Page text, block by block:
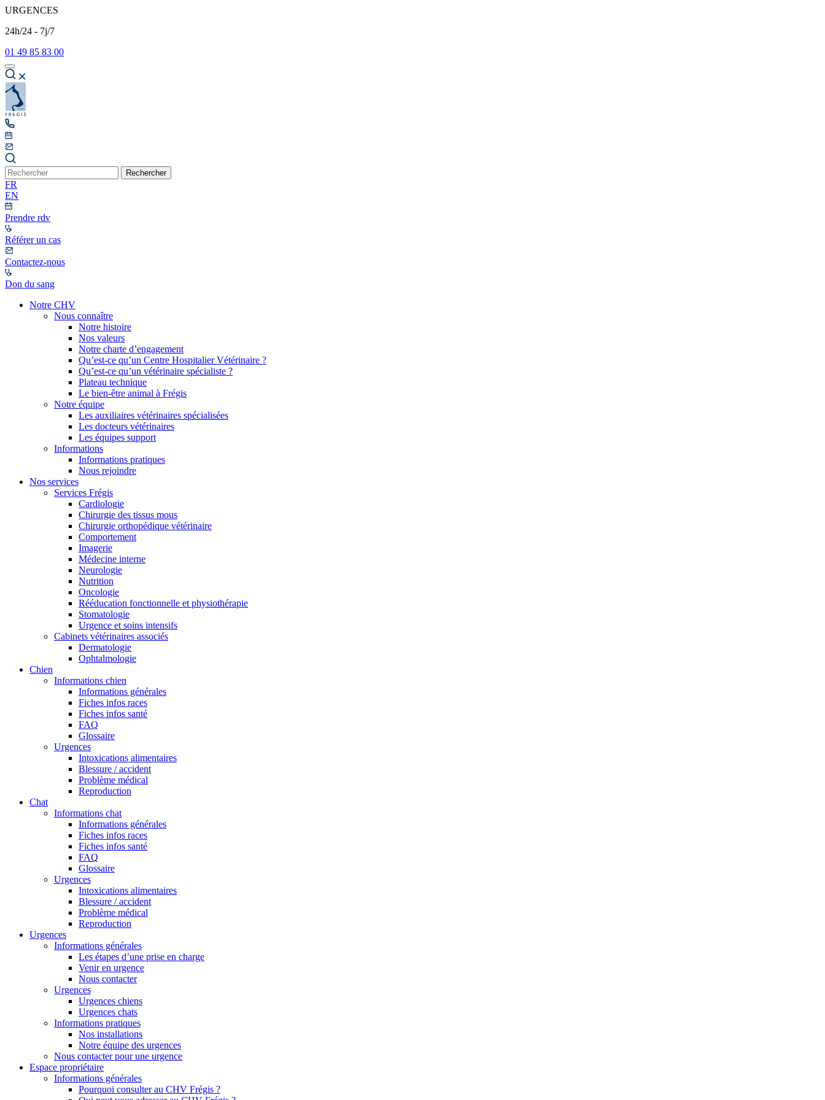
URGENCES
24h/24 - 7j/7
01 49 85 83 00
Rechercher
FR
EN
Prendre rdv
Référer un cas
Contactez-nous
Don du sang
Notre CHV
Nous connaître
Notre histoire
Nos valeurs
Notre charte d’engagement
Qu’est-ce qu’un Centre Hospitalier Vétérinaire ?
Qu’est-ce qu’un vétérinaire spécialiste ?
Plateau technique
Le bien-être animal à Frégis
Notre équipe
Les auxiliaires vétérinaires spécialisées
Les docteurs vétérinaires
Les équipes support
Informations
Informations pratiques
Nous rejoindre
Nos services
Services Frégis
Cardiologie
Chirurgie des tissus mous
Chirurgie orthopédique vétérinaire
Comportement
Imagerie
Médecine interne
Neurologie
Nutrition
Oncologie
Rééducation fonctionnelle et physiothérapie
Stomatologie
Urgence et soins intensifs
Cabinets vétérinaires associés
Dermatologie
Ophtalmologie
Chien
Informations chien
Informations générales
Fiches infos races
Fiches infos santé
FAQ
Glossaire
Urgences
Intoxications alimentaires
Blessure / accident
Problème médical
Reproduction
Chat
Informations chat
Informations générales
Fiches infos races
Fiches infos santé
FAQ
Glossaire
Urgences
Intoxications alimentaires
Blessure / accident
Problème médical
Reproduction
Urgences
Informations générales
Les étapes d’une prise en charge
Venir en urgence
Nous contacter
Urgences
Urgences chiens
Urgences chats
Informations pratiques
Nos installations
Notre équipe des urgences
Nous contacter pour une urgence
Espace propriétaire
Informations générales
Pourquoi consulter au CHV Frégis ?